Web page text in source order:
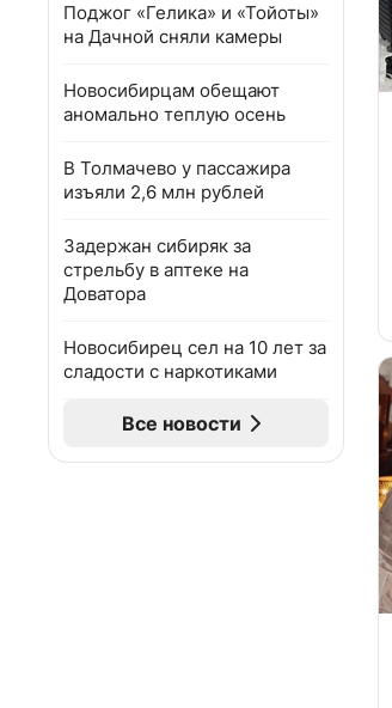
Поджог «Гелика» и «Тойоты»
на Дачной сняли камеры
Новосибирцам обещают
аномально теплую осень
В Толмачево у пассажира
изъяли 2,6 млн рублей
Задержан сибиряк за
стрельбу в аптеке на
Доватора
Новосибирец сел на 10 лет за
сладости с наркотиками
Все новости